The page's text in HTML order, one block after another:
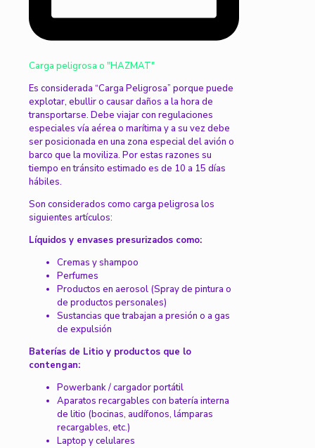
Carga peligrosa o "HAZMAT"
Es considerada “Carga Peligrosa” porque puede
explotar, ebullir o causar daños a la hora de
transportarse. Debe viajar con regulaciones
especiales vía aérea o marítima y a su vez debe
ser posicionada en una zona especial del avión o
barco que la moviliza. Por estas razones su
tiempo en tránsito estimado es de 10 a 15 días
hábiles.
Son considerados como carga peligrosa los
siguientes artículos:
Líquidos y envases presurizados como:
Cremas y shampoo
Perfumes
Productos en aerosol (Spray de pintura o
de productos personales)
Sustancias que trabajan a presión o a gas
de expulsión
Baterías de Litio y productos que lo
contengan:
Powerbank / cargador portátil
Aparatos recargables con batería interna
de litio (bocinas, audífonos, lámparas
recargables, etc.)
Laptop y celulares